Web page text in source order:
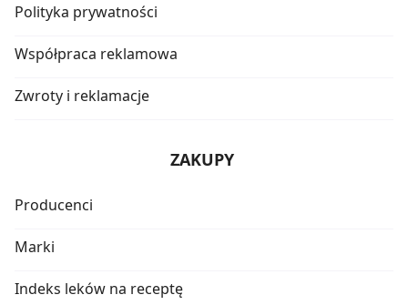
Polityka prywatności
Współpraca reklamowa
Zwroty i reklamacje
ZAKUPY
Producenci
Marki
Indeks leków na receptę